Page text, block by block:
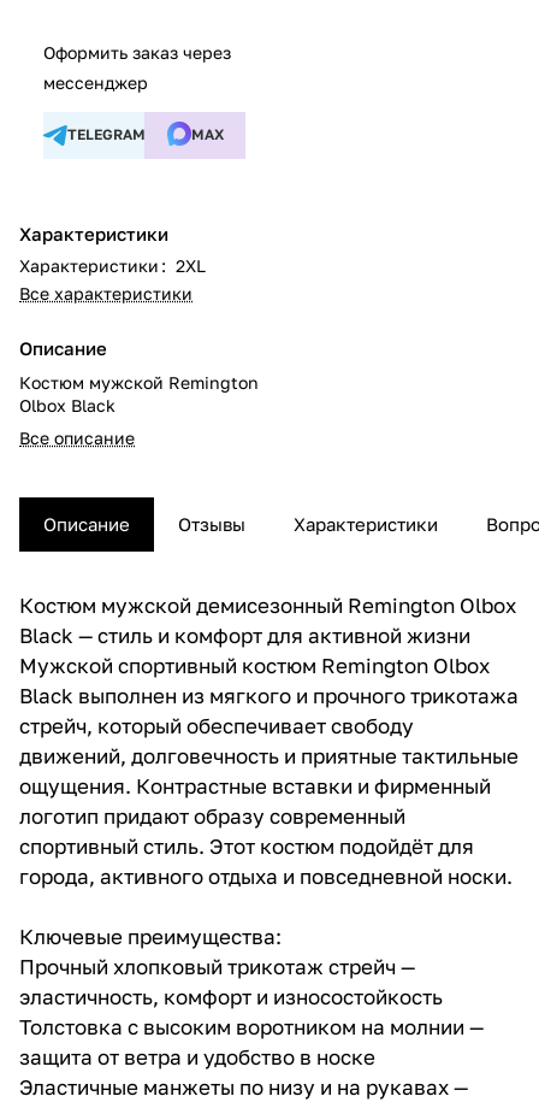
Оформить заказ через
мессенджер
TELEGRAM MAX
Характеристики
Характеристики : 2XL
Все характеристики
Описание
Костюм мужской Remington
Olbox Black
Все описание
Описание Отзывы Характеристики
Костюм мужской демисезонный Remington Olbox
Black — стиль и комфорт для активной жизни
Мужской спортивный костюм Remington Olbox
Black выполнен из мягкого и прочного трикотажа
стрейч, который обеспечивает свободу
движений, долговечность и приятные тактильные
ощущения. Контрастные вставки и фирменный
логотип придают образу современный
спортивный стиль. Этот костюм подойдёт для
города, активного отдыха и повседневной носки.
Ключевые преимущества:
Прочный хлопковый трикотаж стрейч —
эластичность, комфорт и износостойкость
Толстовка с высоким воротником на молнии —
защита от ветра и удобство в носке
Эластичные манжеты по низу и на рукавах —